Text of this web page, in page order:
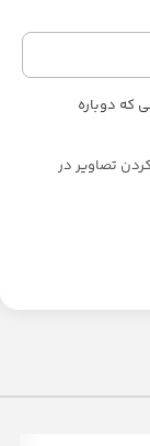
که دوباره
تصاویر در